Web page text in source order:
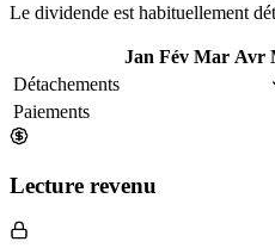
Le dividende est habituellement
Jan Fév Mar Avr
Détachements
Paiements
Lecture revenu